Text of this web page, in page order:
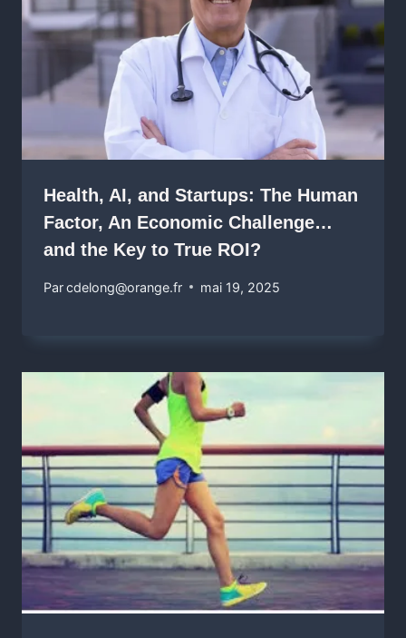
Health, AI, and Startups: The Human
Factor, An Economic Challenge…
and the Key to True ROI?
Parcdelong@orange.fr mai 19, 2025